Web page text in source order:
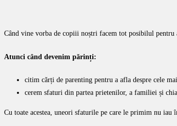
Când vine vorba de copiii noștri facem tot posibilul pentru
Atunci când devenim părinți:
citim cărți de parenting pentru a afla despre cele
cerem sfaturi din partea prietenilor, a familiei și
Cu toate acestea, uneori sfaturile pe care le primim nu